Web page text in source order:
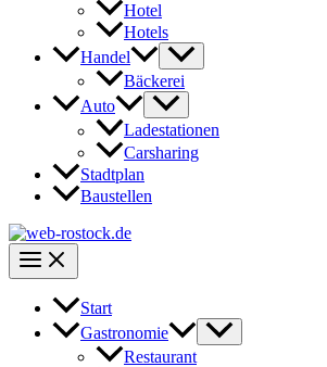
Hotel
Hotels
Handel
Bäckerei
Auto
Ladestationen
Carsharing
Stadtplan
Baustellen
Start
Gastronomie
Restaurant